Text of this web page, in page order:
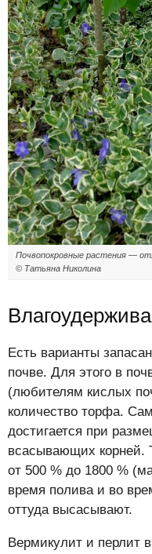
Почвопокровные растения —
© Татьяна Николина
Есть варианты
почве. Для этого в
(любителям кислых
количество торфа.
достигается при
всасывающих корней.
от 500 % до 1800 %
время полива и во
оттуда высасывают.
Вермикулит и перлит